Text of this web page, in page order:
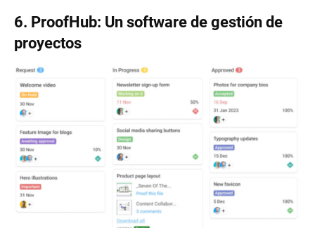
6. ProofHub: Un software de gestión de
proyectos